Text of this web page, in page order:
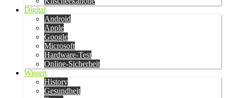
Digital
Android
Apple
Google
Microsoft
Hardware-Test
Online-Sicherheit
Wissen
History
Gesundheit